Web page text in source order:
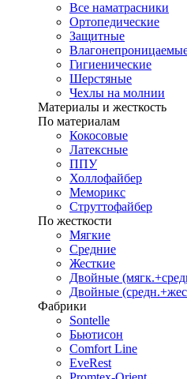
Все наматрасники
Ортопедические
Защитные
Гигиенические
Шерстяные
Чехлы на молнии
Материалы и жесткость
По материалам
Кокосовые
Латексные
ППУ
Холлофайбер
Меморикс
Струттофайбер
По жесткости
Мягкие
Средние
Жесткие
Двойные
Двойные
Фабрики
Sontelle
Бьютисон
Comfort Line
EveRest